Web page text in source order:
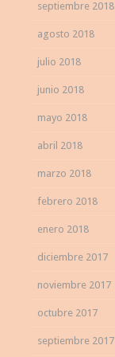
septiembre 2018
agosto 2018
julio 2018
junio 2018
mayo 2018
abril 2018
marzo 2018
febrero 2018
enero 2018
diciembre 2017
noviembre 2017
octubre 2017
septiembre 2017